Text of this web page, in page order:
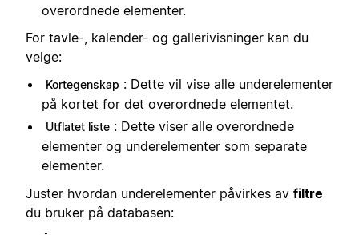
overordnede elementer.
For tavle-, kalender- og gallerivisninger kan du
velge:
Kortegenskap : Dette vil vise alle underelementer
på kortet for det overordnede elementet.
Utflatet liste : Dette viser alle overordnede
elementer og underelementer som separate
elementer.
Juster hvordan underelementer påvirkes av filtre
du bruker på databasen: